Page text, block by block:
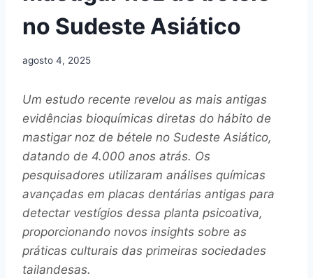
no Sudeste Asiático
agosto 4, 2025
Um estudo recente revelou as mais antigas
evidências bioquímicas diretas do hábito de
mastigar noz de bétele no Sudeste Asiático,
datando de 4.000 anos atrás. Os
pesquisadores utilizaram análises químicas
avançadas em placas dentárias antigas para
detectar vestígios dessa planta psicoativa,
proporcionando novos insights sobre as
práticas culturais das primeiras sociedades
tailandesas.